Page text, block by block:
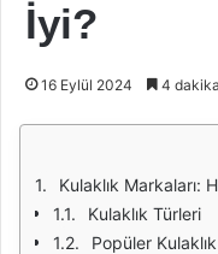
İyi?
16 Eylül 2024 4
Kulaklık Markaları:
Kulaklık Türleri
Popüler